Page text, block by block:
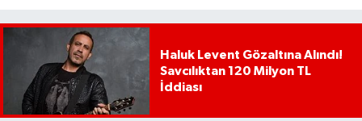
Haluk Levent Gözaltına Alındı!
Savcılıktan 120 Milyon TL
İddiası